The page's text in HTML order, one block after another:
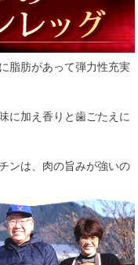
脂肪があって弾力性充実
に加え香りと歯ごたえに
ンは、肉の旨みが強いの